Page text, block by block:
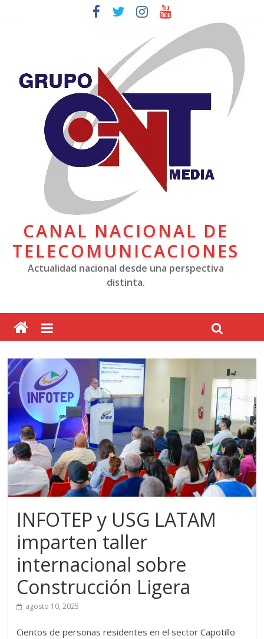
CANAL NACIONAL DE
TELECOMUNICACIONES
Actualidad nacional desde una perspectiva
distinta.
INFOTEP y USG LATAM
imparten taller
internacional sobre
Construcción Ligera
agosto 10, 2025
Cientos de personas residentes en el sector Capotillo